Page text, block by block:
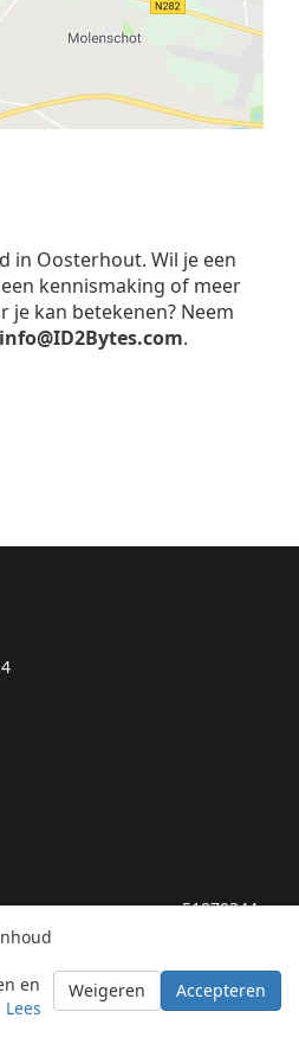
en
Lees
Weigeren Accepteren
in Oosterhout. Wil je een
kennismaking of meer
je kan betekenen? Neem
info@ID2Bytes.com.
51879344